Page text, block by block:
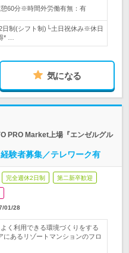
60分※時間外労働有無：有
日制(シフト制)└土日祝休み※休日
* …
気になる
PRO Market上場『エンゼルグル
験者募集／テレワーク有
完全週休2日制 第二新卒歓迎
01/28
く利用できる環境づくりをする
にあるリゾートマンションのフロ